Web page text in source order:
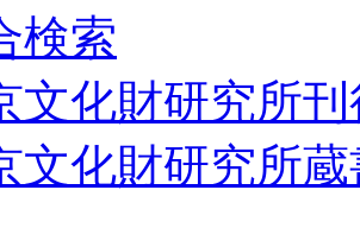
検索
文化財研究所
文化財研究所